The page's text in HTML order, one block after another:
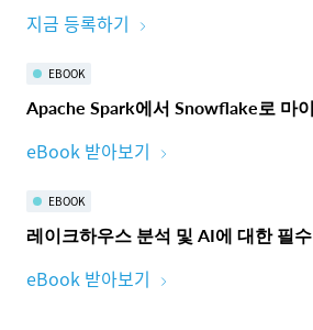
지금 등록하기
EBOOK
Apache Spark에서 Snowflake로 마
eBook 받아보기
EBOOK
레이크하우스 분석 및 AI에 대한 필
eBook 받아보기